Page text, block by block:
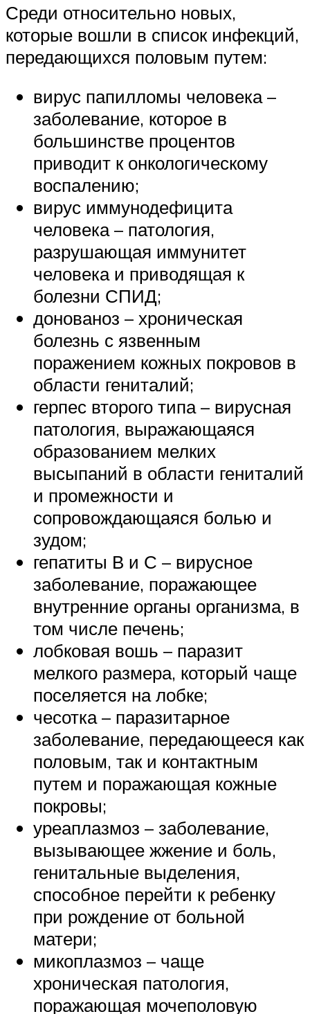
Среди относительно новых,
которые вошли в список инфекций,
передающихся половым путем:
вирус папилломы человека –
заболевание, которое в
большинстве процентов
приводит к онкологическому
воспалению;
вирус иммунодефицита
человека – патология,
разрушающая иммунитет
человека и приводящая к
болезни СПИД;
донованоз – хроническая
болезнь с язвенным
поражением кожных покровов в
области гениталий;
герпес второго типа – вирусная
патология, выражающаяся
образованием мелких
высыпаний в области гениталий
и промежности и
сопровождающаяся болью и
зудом;
гепатиты В и С – вирусное
заболевание, поражающее
внутренние органы организма, в
том числе печень;
лобковая вошь – паразит
мелкого размера, который чаще
поселяется на лобке;
чесотка – паразитарное
заболевание, передающееся как
половым, так и контактным
путем и поражающая кожные
покровы;
уреаплазмоз – заболевание,
вызывающее жжение и боль,
генитальные выделения,
способное перейти к ребенку
при рождение от больной
матери;
микоплазмоз – чаще
хроническая патология,
поражающая мочеполовую